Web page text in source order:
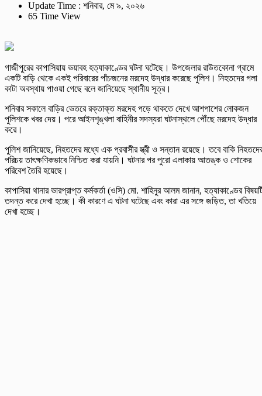
Update Time : শনিবার, মে ৯, ২০২৬
65 Time View
গাজীপুরের কাপাসিয়ায় ভয়াবহ হত্যাকাণ্ডের ঘটনা ঘটেছে। উপজেলার রাউতকোনা গ্রামে
একটি বাড়ি থেকে একই পরিবারের পাঁচজনের মরদেহ উদ্ধার করেছে পুলিশ। নিহতদের গলা
কাটা অবস্থায় পাওয়া গেছে বলে জানিয়েছে স্থানীয় সূত্র।
শনিবার সকালে বাড়ির ভেতরে রক্তাক্ত মরদেহ পড়ে থাকতে দেখে আশপাশের লোকজন
পুলিশকে খবর দেয়। পরে আইনশৃঙ্খলা বাহিনীর সদস্যরা ঘটনাস্থলে পৌঁছে মরদেহ উদ্ধার
করে।
পুলিশ জানিয়েছে, নিহতদের মধ্যে এক প্রবাসীর স্ত্রী ও সন্তান রয়েছে। তবে বাকি
পরিচয় তাৎক্ষণিকভাবে নিশ্চিত করা যায়নি। ঘটনার পর পুরো এলাকায় আতঙ্ক ও শোকের
পরিবেশ তৈরি হয়েছে।
কাপাসিয়া থানার ভারপ্রাপ্ত কর্মকর্তা (ওসি) মো. শাহিনুর আলম জানান, হত্যাকাণ্ডের
তদন্ত করে দেখা হচ্ছে। কী কারণে এ ঘটনা ঘটেছে এবং কারা এর সঙ্গে জড়িত, তা খতিয়ে
দেখা হচ্ছে।